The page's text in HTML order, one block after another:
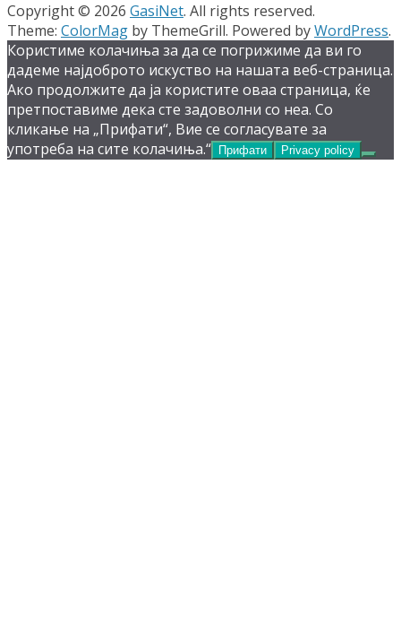
Copyright © 2026 GasiNet. All rights reserved.
Theme: ColorMag by ThemeGrill. Powered byWordPress.
Користиме колачиња за да се погрижиме да ви го
дадеме најдоброто искуство на нашата веб-страница.
Ако продолжите да ја користите оваа страница, ќе
претпоставиме дека сте задоволни со неа. Со
кликање на „Прифати“, Вие се согласувате за
употреба на сите колачиња.“
Прифати Privacy policy